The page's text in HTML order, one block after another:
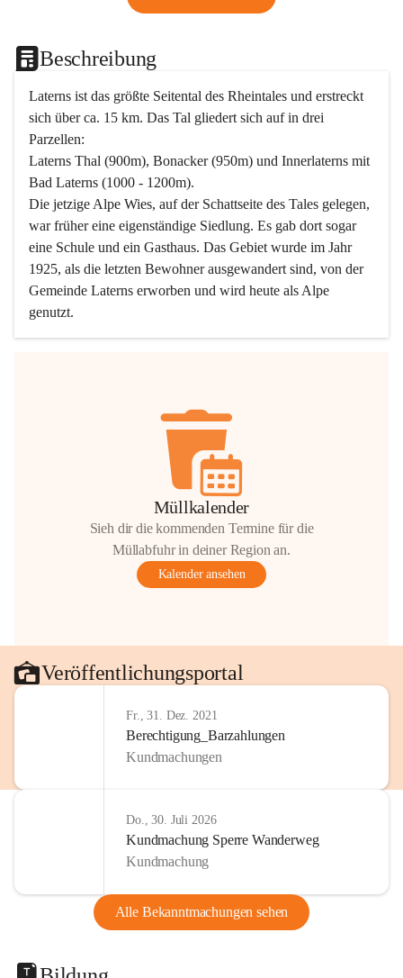
Beschreibung
Laterns ist das größte Seitental des Rheintales und erstreckt
sich über ca. 15 km. Das Tal gliedert sich auf in drei
Parzellen:
Laterns Thal (900m), Bonacker (950m) und Innerlaterns mit
Bad Laterns (1000 - 1200m).
Die jetzige Alpe Wies, auf der Schattseite des Tales gelegen,
war früher eine eigenständige Siedlung. Es gab dort sogar
eine Schule und ein Gasthaus. Das Gebiet wurde im Jahr
1925, als die letzten Bewohner ausgewandert sind, von der
Gemeinde Laterns erworben und wird heute als Alpe
genutzt.
Müllkalender
Sieh dir die kommenden Termine für die
Müllabfuhr in deiner Region an.
Kalender ansehen
Veröffentlichungsportal
Fr., 31. Dez. 2021
Berechtigung_Barzahlungen
Kundmachungen
Do., 30. Juli 2026
Kundmachung Sperre Wanderweg
Kundmachung
Alle Bekanntmachungen sehen